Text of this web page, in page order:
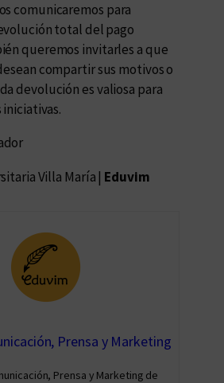
comunicaremos para
total del pago
queremos invitarles a que
compartir sus motivos o
devolución es valiosa para
Villa María | Eduvim
Prensa y Marketing
Prensa y Marketing de